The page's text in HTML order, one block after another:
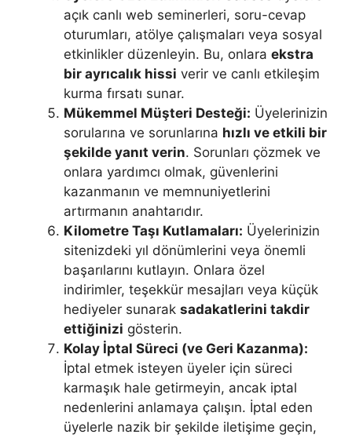
açık canlı web seminerleri, soru-cevap
oturumları, atölye çalışmaları veya sosyal
etkinlikler düzenleyin. Bu, onlara ekstra
bir ayrıcalık hissi verir ve canlı etkileşim
kurma fırsatı sunar.
Mükemmel Müşteri Desteği: Üyelerinizin
sorularına ve sorunlarına hızlı ve etkili bir
şekilde yanıt verin. Sorunları çözmek ve
onlara yardımcı olmak, güvenlerini
kazanmanın ve memnuniyetlerini
artırmanın anahtarıdır.
Kilometre Taşı Kutlamaları: Üyelerinizin
sitenizdeki yıl dönümlerini veya önemli
başarılarını kutlayın. Onlara özel
indirimler, teşekkür mesajları veya küçük
hediyeler sunarak sadakatlerini takdir
ettiğinizi gösterin.
Kolay İptal Süreci (ve Geri Kazanma):
İptal etmek isteyen üyeler için süreci
karmaşık hale getirmeyin, ancak iptal
nedenlerini anlamaya çalışın. İptal eden
üyelerle nazik bir şekilde iletişime geçin,